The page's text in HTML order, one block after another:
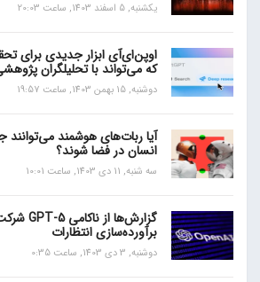
یکشنبه, 5 اسفند 1403, ساعت 20:03
اوپن‌ای‌آی ابزار جدیدی برای
که می‌تواند با تحلیلگران
دوشنبه, 15 بهمن 1403, ساعت 19:57
آیا ربات‌های هوشمند می‌توانند
انسان در فضا شوند؟
سه شنبه, 11 دی 1403, ساعت 10:01
برآورده‌سازی انتظارات
دوشنبه, 3 دی 1403, ساعت 0:35